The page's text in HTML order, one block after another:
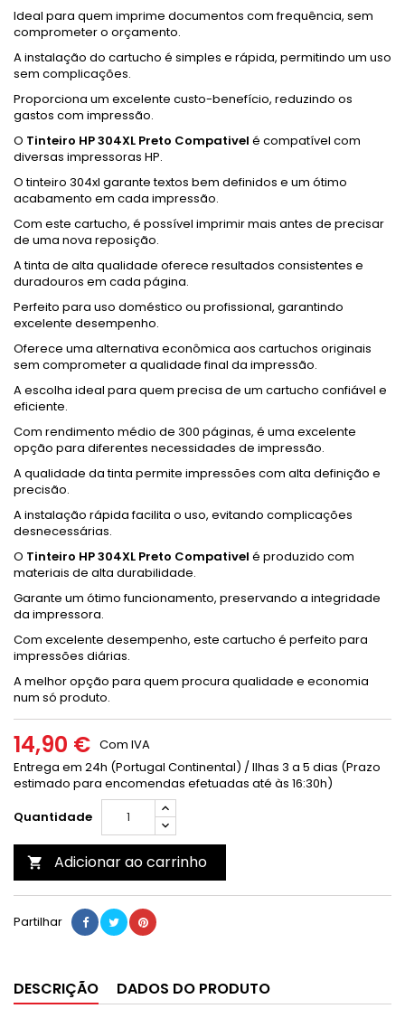
Ideal para quem imprime documentos com frequência, sem
comprometer o orçamento.
A instalação do cartucho é simples e rápida, permitindo um uso
sem complicações.
Proporciona um excelente custo-benefício, reduzindo os
gastos com impressão.
O Tinteiro HP 304XL Preto Compativel é compatível com
diversas impressoras HP.
O tinteiro 304xl garante textos bem definidos e um ótimo
acabamento em cada impressão.
Com este cartucho, é possível imprimir mais antes de precisar
de uma nova reposição.
A tinta de alta qualidade oferece resultados consistentes e
duradouros em cada página.
Perfeito para uso doméstico ou profissional, garantindo
excelente desempenho.
Oferece uma alternativa econômica aos cartuchos originais
sem comprometer a qualidade final da impressão.
A escolha ideal para quem precisa de um cartucho confiável e
eficiente.
Com rendimento médio de 300 páginas, é uma excelente
opção para diferentes necessidades de impressão.
A qualidade da tinta permite impressões com alta definição e
precisão.
A instalação rápida facilita o uso, evitando complicações
desnecessárias.
O Tinteiro HP 304XL Preto Compativel é produzido com
materiais de alta durabilidade.
Garante um ótimo funcionamento, preservando a integridade
da impressora.
Com excelente desempenho, este cartucho é perfeito para
impressões diárias.
A melhor opção para quem procura qualidade e economia
num só produto.
14,90 € Com IVA
Entrega em 24h (Portugal Continental) / Ilhas 3 a 5 dias (Prazo
estimado para encomendas efetuadas até às 16:30h)
Quantidade
 Adicionar ao carrinho
Partilhar
DESCRIÇÃO DADOS DO PRODUTO